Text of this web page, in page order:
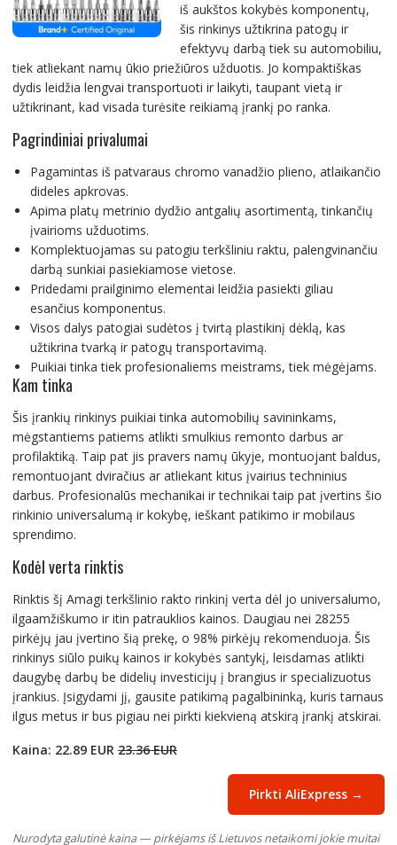
iš aukštos kokybės komponentų,
šis rinkinys užtikrina patogų ir
efektyvų darbą tiek su automobiliu,
tiek atliekant namų ūkio priežiūros užduotis. Jo kompaktiškas
dydis leidžia lengvai transportuoti ir laikyti, taupant vietą ir
užtikrinant, kad visada turėsite reikiamą įrankį po ranka.
Pagrindiniai privalumai
Pagamintas iš patvaraus chromo vanadžio plieno, atlaikančio
dideles apkrovas.
Apima platų metrinio dydžio antgalių asortimentą, tinkančių
įvairioms užduotims.
Komplektuojamas su patogiu terkšliniu raktu, palengvinančiu
darbą sunkiai pasiekiamose vietose.
Pridedami prailginimo elementai leidžia pasiekti giliau
esančius komponentus.
Visos dalys patogiai sudėtos į tvirtą plastikinį dėklą, kas
užtikrina tvarką ir patogų transportavimą.
Puikiai tinka tiek profesionaliems meistrams, tiek mėgėjams.
Kam tinka
Šis įrankių rinkinys puikiai tinka automobilių savininkams,
mėgstantiems patiems atlikti smulkius remonto darbus ar
profilaktiką. Taip pat jis pravers namų ūkyje, montuojant baldus,
remontuojant dviračius ar atliekant kitus įvairius techninius
darbus. Profesionalūs mechanikai ir technikai taip pat įvertins šio
rinkinio universalumą ir kokybę, ieškant patikimo ir mobilaus
sprendimo.
Kodėl verta rinktis
Rinktis šį Amagi terkšlinio rakto rinkinį verta dėl jo universalumo,
ilgaamžiškumo ir itin patrauklios kainos. Daugiau nei 28255
pirkėjų jau įvertino šią prekę, o 98% pirkėjų rekomenduoja. Šis
rinkinys siūlo puikų kainos ir kokybės santykį, leisdamas atlikti
daugybę darbų be didelių investicijų į brangius ir specializuotus
įrankius. Įsigydami jį, gausite patikimą pagalbininką, kuris tarnaus
ilgus metus ir bus pigiau nei pirkti kiekvieną atskirą įrankį atskirai.
Kaina: 22.89 EUR 23.36 EUR
Pirkti AliExpress →
Nurodyta galutinė kaina — pirkėjams iš Lietuvos netaikomi jokie muitai